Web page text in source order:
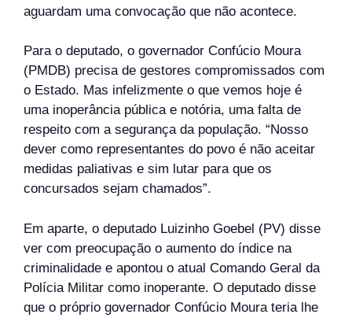
aguardam uma convocação que não acontece.
Para o deputado, o governador Confúcio Moura
(PMDB) precisa de gestores compromissados com
o Estado. Mas infelizmente o que vemos hoje é
uma inoperância pública e notória, uma falta de
respeito com a segurança da população. “Nosso
dever como representantes do povo é não aceitar
medidas paliativas e sim lutar para que os
concursados sejam chamados”.
Em aparte, o deputado Luizinho Goebel (PV) disse
ver com preocupação o aumento do índice na
criminalidade e apontou o atual Comando Geral da
Polícia Militar como inoperante. O deputado disse
que o próprio governador Confúcio Moura teria lhe